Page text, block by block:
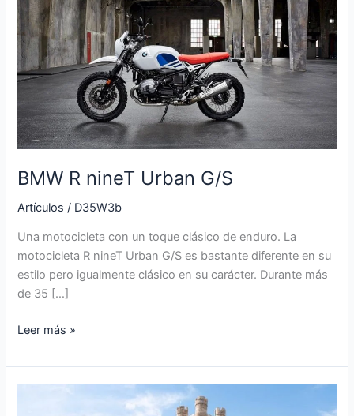
BMW R nineT Urban G/S
Artículos / D35W3b
Una motocicleta con un toque clásico de enduro. La
motocicleta R nineT Urban G/S es bastante diferente en su
estilo pero igualmente clásico en su carácter. Durante más
de 35 […]
nineT
Urban
G/S
Leer más »